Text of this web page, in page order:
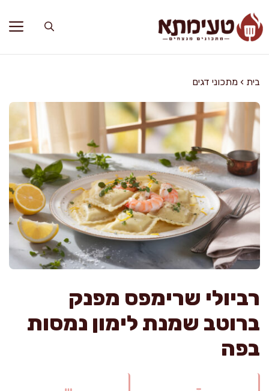
לתוכן
בית › מתכוני דגים
רביולי שרימפס מפנק
ברוטב שמנת לימון נמסות
בפה